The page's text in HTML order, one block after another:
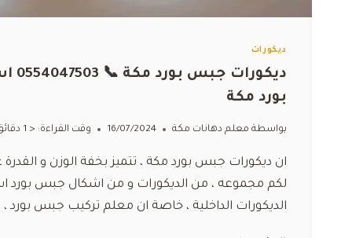
ديكورات
بورد مكة
بواسطة معلم دهانات مكة 16/07/2024 وقت القراءة: < 1
ان ديكورات جبس بورد مكة ، تتميز بخفة الوزن و
لكم مجموعه ، من الديكورات و من اشكال جبس بورد
الديكورات الداخلية ، خاصة ان معلم تركيب جبس بورد